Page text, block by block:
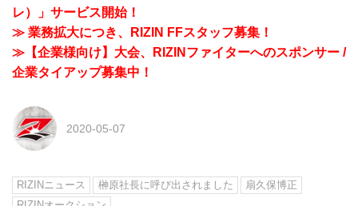
レ）」サービス開始！
≫ 業務拡大につき、RIZIN FFスタッフ募集！
≫【企業様向け】大会、RIZINファイターへのスポンサー /
企業タイアップ募集中！
2020-05-07
RIZINニュース 榊原社長に呼び出されました
扇久保博正